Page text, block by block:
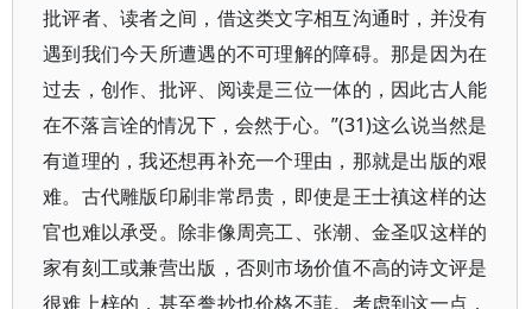
批评者、读者之间，借这类文字相互沟通时，并没有
遇到我们今天所遭遇的不可理解的障碍。那是因为在
过去，创作、批评、阅读是三位一体的，因此古人能
在不落言诠的情况下，会然于心。”(31)这么说当然是
有道理的，我还想再补充一个理由，那就是出版的艰
难。古代雕版印刷非常昂贵，即使是王士禛这样的达
官也难以承受。除非像周亮工、张潮、金圣叹这样的
家有刻工或兼营出版，否则市场价值不高的诗文评是
很难上梓的，甚至誊抄也价格不菲。考虑到这一点，